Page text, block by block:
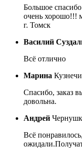
Большое
очень хорошо!!!
г. Томск
Василий
Всё отлично
Марина
Спасибо, заказ
довольна.
Андрей
Всё